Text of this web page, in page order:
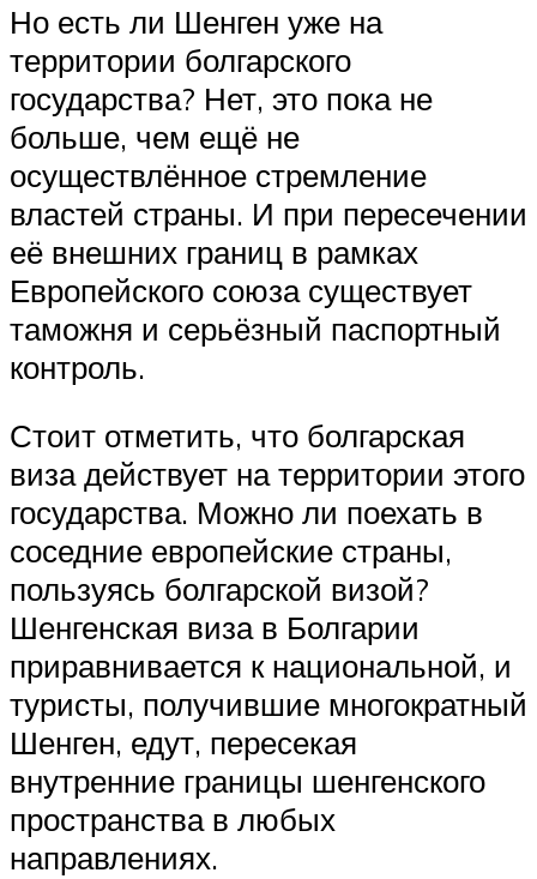
Но есть ли Шенген уже на
территории болгарского
государства? Нет, это пока не
больше, чем ещё не
осуществлённое стремление
властей страны. И при пересечении
её внешних границ в рамках
Европейского союза существует
таможня и серьёзный паспортный
контроль.
Стоит отметить, что болгарская
виза действует на территории этого
государства. Можно ли поехать в
соседние европейские страны,
пользуясь болгарской визой?
Шенгенская виза в Болгарии
приравнивается к национальной, и
туристы, получившие многократный
Шенген, едут, пересекая
внутренние границы шенгенского
пространства в любых
направлениях.